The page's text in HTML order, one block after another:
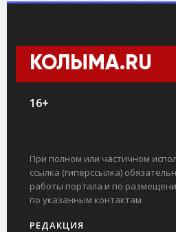
КОЛЫМА.RU
16+
При полном или частичном
ссылка (гиперссылка)
работы портала и по
по указанным контактам
РЕДАКЦИЯ